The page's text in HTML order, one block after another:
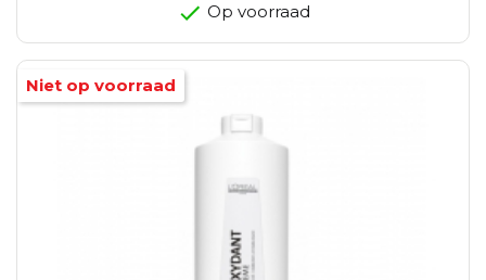
Op voorraad
Niet op voorraad